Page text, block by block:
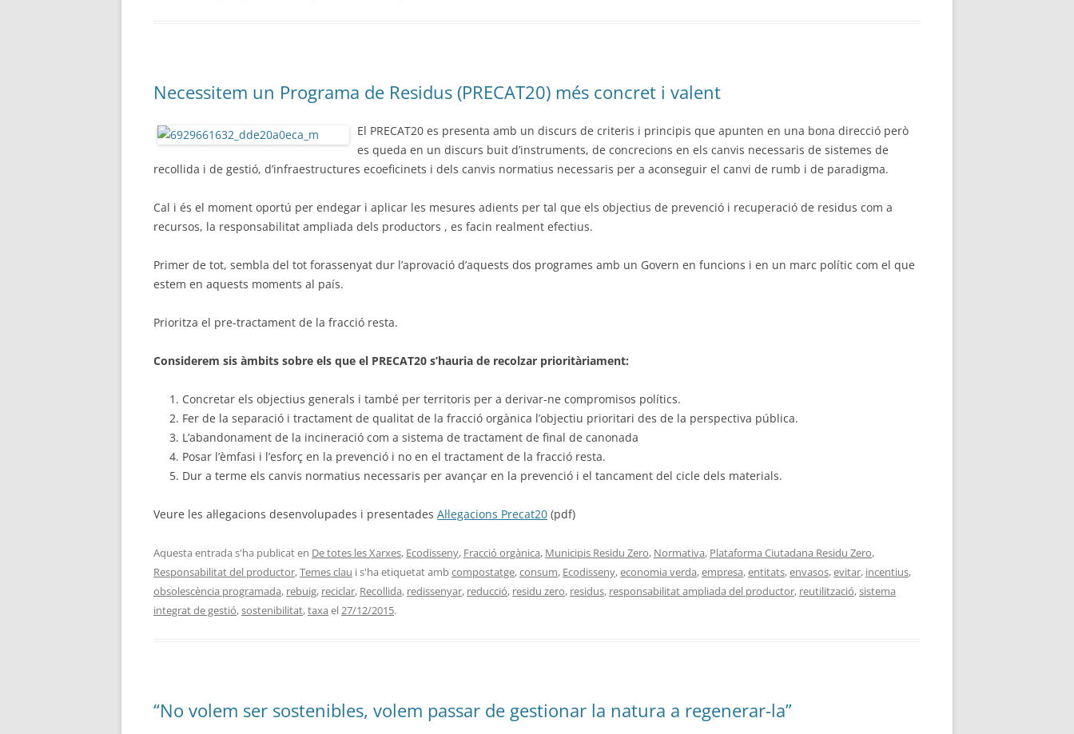
Necessitem un Programa de Residus (PRECAT20) més concret i valent
El PRECAT20 es presenta amb un discurs de criteris i principis que apunten en una bona direcció però
es queda en un discurs buit d’instruments, de concrecions en els canvis necessaris de sistemes de
recollida i de gestió, d’infraestructures ecoeficinets i dels canvis normatius necessaris per a aconseguir el canvi de rumb i de paradigma.
Cal i és el moment oportú per endegar i aplicar les mesures adients per tal que els objectius de prevenció i recuperació de residus com a
recursos, la responsabilitat ampliada dels productors , es facin realment efectius.
Primer de tot, sembla del tot forassenyat dur l’aprovació d’aquests dos programes amb un Govern en funcions i en un marc polític com el que
estem en aquests moments al país.
Prioritza el pre-tractament de la fracció resta.
Considerem sis àmbits sobre els que el PRECAT20 s’hauria de recolzar prioritàriament:
Concretar els objectius generals i també per territoris per a derivar-ne compromisos polítics.
Fer de la separació i tractament de qualitat de la fracció orgànica l’objectiu prioritari des de la perspectiva pública.
L’abandonament de la incineració com a sistema de tractament de final de canonada
Posar l’èmfasi i l’esforç en la prevenció i no en el tractament de la fracció resta.
Dur a terme els canvis normatius necessaris per avançar en la prevenció i el tancament del cicle dels materials.
Veure les al·legacions desenvolupades i presentades Al·legacions Precat20 (pdf)
Aquesta entrada s'ha publicat en De totes les Xarxes, Ecodisseny, Fracció orgànica, Municipis Residu Zero, Normativa, Plataforma Ciutadana Residu Zero,
Responsabilitat del productor,Temes clau i s'ha etiquetat ambcompostatge,consum, Ecodisseny,economia verda,empresa,entitats,envasos,evitar, incentius,
obsolescència programada, rebuig, reciclar, Recollida, redissenyar, reducció, residu zero, residus, responsabilitat ampliada del productor, reutilització,sistema
integrat de gestió,sostenibilitat,taxa el27/12/2015.
“No volem ser sostenibles, volem passar de gestionar la natura a regenerar-la”